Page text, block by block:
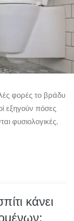
φορές το βράδυ
εξηγούν πόσες
φυσιολογικές.
κάνει